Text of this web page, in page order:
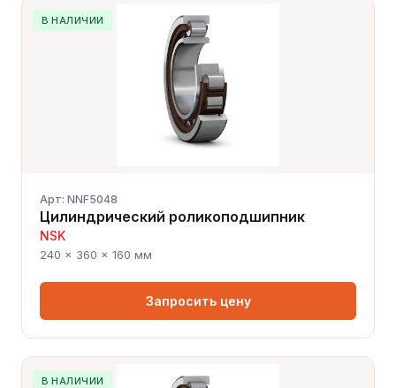
В НАЛИЧИИ
Арт: NNF5048
Цилиндрический роликоподшипник
NSK
240 × 360 × 160 мм
Запросить цену
В НАЛИЧИИ